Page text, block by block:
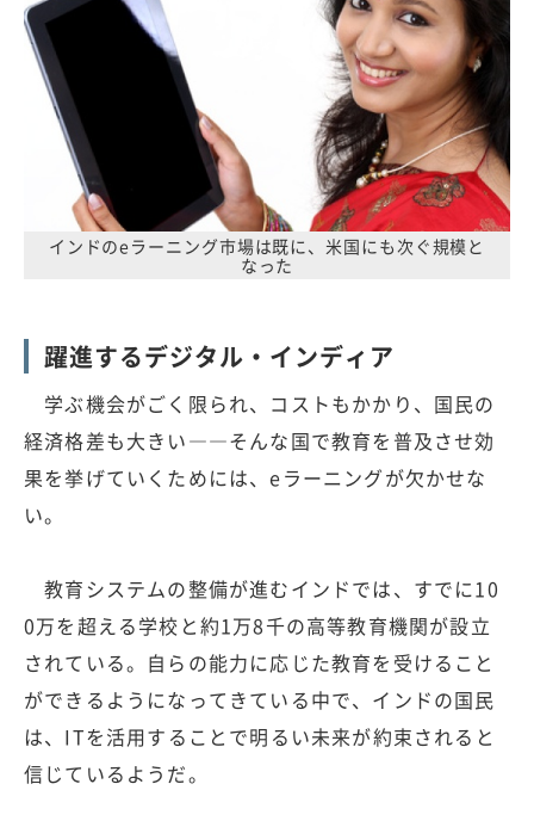
インドのeラーニング市場は既に、米国にも次ぐ規模と
なった
躍進するデジタル・インディア
学ぶ機会がごく限られ、コストもかかり、国民の
経済格差も大きい――そんな国で教育を普及させ効
果を挙げていくためには、eラーニングが欠かせな
い。
教育システムの整備が進むインドでは、すでに10
0万を超える学校と約1万8千の高等教育機関が設立
されている。自らの能力に応じた教育を受けること
ができるようになってきている中で、インドの国民
は、ITを活用することで明るい未来が約束されると
信じているようだ。